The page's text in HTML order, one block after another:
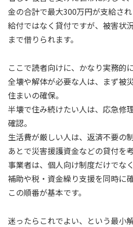
金の合計で最大300万円が支給さ
給付ではなく貸付ですが、被害状
まで借りられます。
ここで読者向けに、かなり実務的
全壊や解体が必要な人は、まず被
住まいの確保。
半壊で住み続けたい人は、応急修
確認。
生活費が厳しい人は、返済不要の
あとで災害援護資金などの貸付を考
事業者は、個人向け制度だけでな
補助や税・資金繰り支援を同時に
この順番が基本です。
迷ったらこれでよい、という最小